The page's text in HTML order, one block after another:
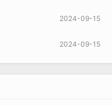
2024-09-15
2024-09-15